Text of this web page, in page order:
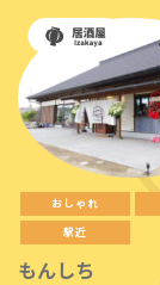
おしゃれ
駅近
もんしち